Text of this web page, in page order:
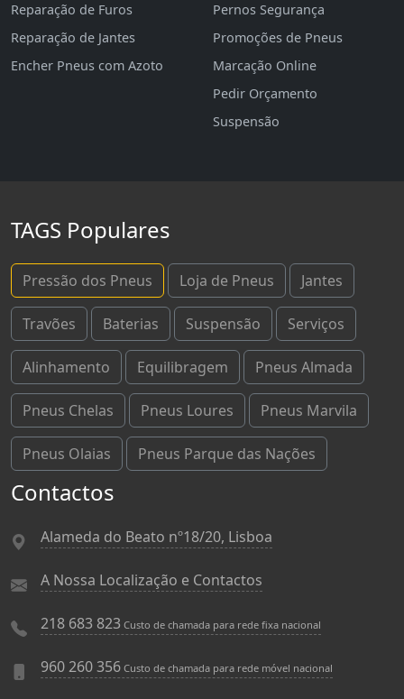
Reparação de Furos
Reparação de Jantes
Encher Pneus com Azoto
Pernos Segurança
Promoções de Pneus
Marcação Online
Pedir Orçamento
Suspensão
TAGS Populares
Pressão dos Pneus Loja de Pneus Jantes
Travões Baterias Suspensão Serviços
Alinhamento Equilibragem Pneus Almada
Pneus Chelas Pneus Loures Pneus Marvila
Pneus Olaias Pneus Parque das Nações
Contactos
Alameda do Beato nº18/20, Lisboa
A Nossa Localização e Contactos
218 683 823 Custo de chamada para rede fixa nacional
960 260 356 Custo de chamada para rede móvel nacional